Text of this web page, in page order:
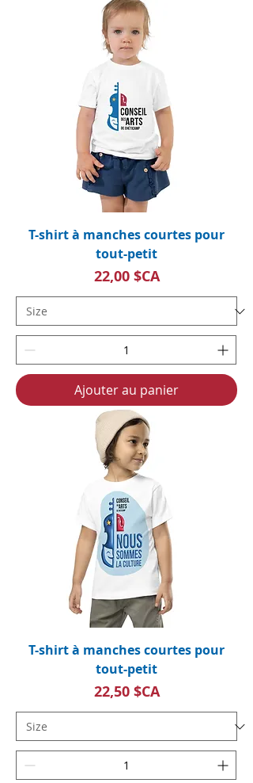
T-shirt à manches courtes pour
tout-petit
Prix
22,00 $CA
Ajouter au panier
T-shirt à manches courtes pour
tout-petit
Prix
22,50 $CA